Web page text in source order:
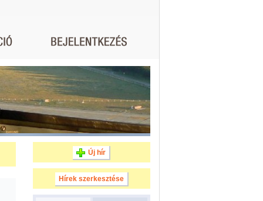
Új hír
Hírek szerkesztése